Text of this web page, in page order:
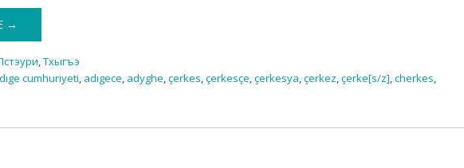
→
,Тхыгъэ
cumhuriyeti, adıgece, adyghe,çerkes,çerkesçe,çerkesya,çerkez,çerke[s/z],cherkes,